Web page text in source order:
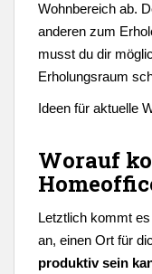
Wohnbereich ab.
anderen zum
musst du dir
Erholungsraum
Ideen für aktuelle
Worauf
Letztlich kommt
an, einen Ort für
produktiv sein